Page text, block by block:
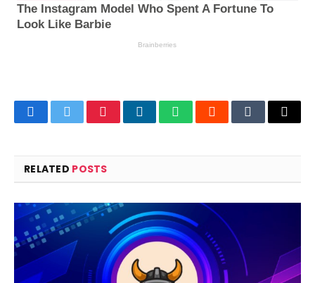
FacebookTwitterPinterestLinkedInWhatsAppRedditTumblrEmail
RELATED POSTS